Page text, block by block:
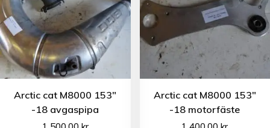
Arctic cat M8000 153″
-18 avgaspipa
Arctic cat M8000 153″
-18 motorfäste